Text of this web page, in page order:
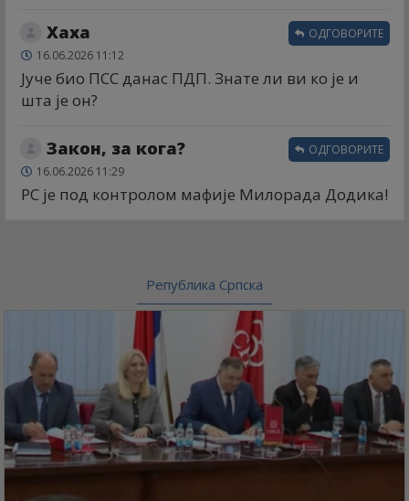
Хаха
16.06.2026 11:12
Јуче био ПСС данас ПДП. Знате ли ви ко је и
шта је он?
ОДГОВОРИТЕ
Закон, за кога?
16.06.2026 11:29
РС је под контролом мафије Милорада Додика!
ОДГОВОРИТЕ
Република Српска